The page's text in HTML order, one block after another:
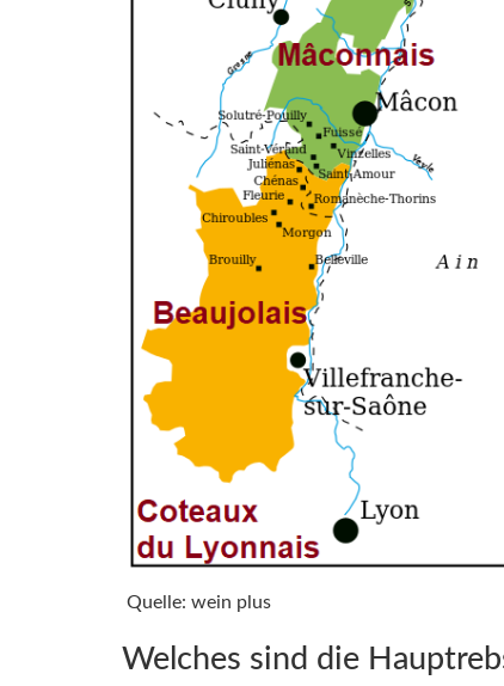
Quelle: wein plus
Welches sind die